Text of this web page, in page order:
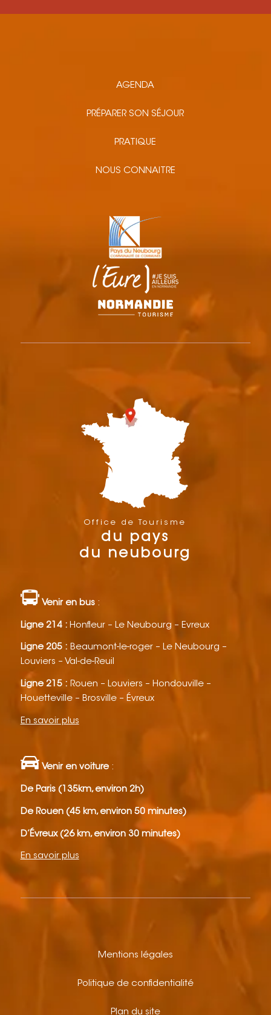
AGENDA
PRÉPARER SON SÉJOUR
PRATIQUE
NOUS CONNAITRE
Office de Tourisme
du pays
du neubourg
Venir en bus:
Ligne 214 : Honfleur – Le Neubourg – Evreux
Ligne 205 : Beaumont-le-roger – Le Neubourg –
Louviers – Val-de-Reuil
Ligne 215 : Rouen – Louviers – Hondouville –
Houetteville – Brosville – Évreux
En savoir plus
Venir en voiture:
De Paris (135km, environ 2h)
De Rouen (45 km, environ 50 minutes)
D’Évreux (26 km, environ 30 minutes)
En savoir plus
Mentions légales
Politique de confidentialité
Plan du site